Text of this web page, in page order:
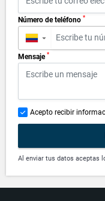
Número de teléfono *
▼
Mensaje *
Acepto recibir
Al enviar tus datos aceptas